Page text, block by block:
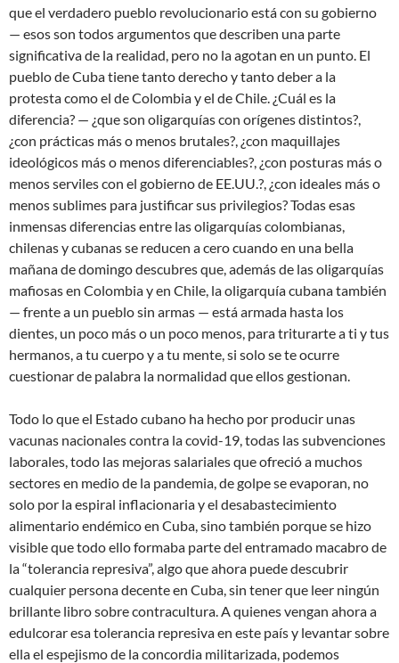
que el verdadero pueblo revolucionario está con su gobierno
— esos son todos argumentos que describen una parte
significativa de la realidad, pero no la agotan en un punto. El
pueblo de Cuba tiene tanto derecho y tanto deber a la
protesta como el de Colombia y el de Chile. ¿Cuál es la
diferencia? — ¿que son oligarquías con orígenes distintos?,
¿con prácticas más o menos brutales?, ¿con maquillajes
ideológicos más o menos diferenciables?, ¿con posturas más o
menos serviles con el gobierno de EE.UU.?, ¿con ideales más o
menos sublimes para justificar sus privilegios? Todas esas
inmensas diferencias entre las oligarquías colombianas,
chilenas y cubanas se reducen a cero cuando en una bella
mañana de domingo descubres que, además de las oligarquías
mafiosas en Colombia y en Chile, la oligarquía cubana también
— frente a un pueblo sin armas — está armada hasta los
dientes, un poco más o un poco menos, para triturarte a ti y tus
hermanos, a tu cuerpo y a tu mente, si solo se te ocurre
cuestionar de palabra la normalidad que ellos gestionan.
Todo lo que el Estado cubano ha hecho por producir unas
vacunas nacionales contra la covid-19, todas las subvenciones
laborales, todo las mejoras salariales que ofreció a muchos
sectores en medio de la pandemia, de golpe se evaporan, no
solo por la espiral inflacionaria y el desabastecimiento
alimentario endémico en Cuba, sino también porque se hizo
visible que todo ello formaba parte del entramado macabro de
la “tolerancia represiva”, algo que ahora puede descubrir
cualquier persona decente en Cuba, sin tener que leer ningún
brillante libro sobre contracultura. A quienes vengan ahora a
edulcorar esa tolerancia represiva en este país y levantar sobre
ella el espejismo de la concordia militarizada, podemos